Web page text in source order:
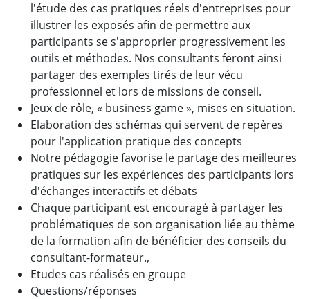
l'étude des cas pratiques réels d'entreprises pour
illustrer les exposés afin de permettre aux
participants se s'approprier progressivement les
outils et méthodes. Nos consultants feront ainsi
partager des exemples tirés de leur vécu
professionnel et lors de missions de conseil.
Jeux de rôle, « business game », mises en situation.
Elaboration des schémas qui servent de repères
pour l'application pratique des concepts
Notre pédagogie favorise le partage des meilleures
pratiques sur les expériences des participants lors
d'échanges interactifs et débats
Chaque participant est encouragé à partager les
problématiques de son organisation liée au thème
de la formation afin de bénéficier des conseils du
consultant-formateur.,
Etudes cas réalisés en groupe
Questions/réponses